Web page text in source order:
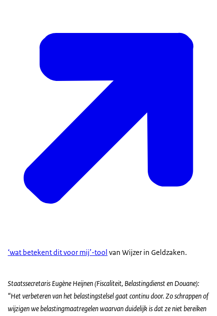
‘wat betekent dit voor mij’-tool van Wijzer in Geldzaken.
Staatssecretaris Eugène Heijnen (Fiscaliteit, Belastingdienst en Douane):
“Het verbeteren van het belastingstelsel gaat continu door. Zo schrappen of
wijzigen we belastingmaatregelen waarvan duidelijk is dat ze niet bereiken